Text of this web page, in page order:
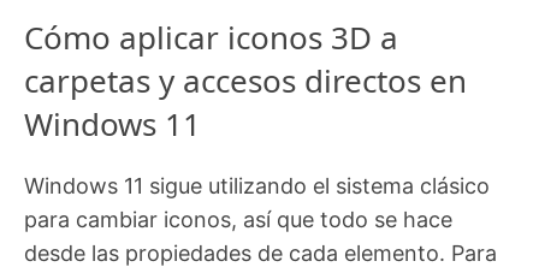
Cómo aplicar iconos 3D a
carpetas y accesos directos en
Windows 11
Windows 11 sigue utilizando el sistema clásico
para cambiar iconos, así que todo se hace
desde las propiedades de cada elemento. Para